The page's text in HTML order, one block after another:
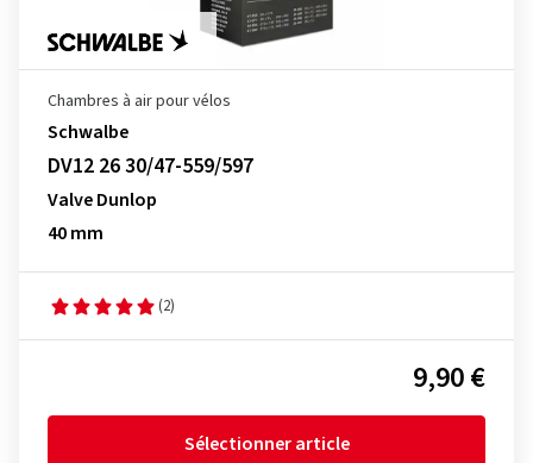
Chambres à air pour vélos
Schwalbe
DV12 26 30/47-559/597
Valve Dunlop
40 mm
(2)
9,90 €
Sélectionner article